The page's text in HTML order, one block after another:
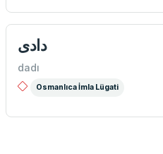
دادی
dadı
Osmanlıca İmla Lügati